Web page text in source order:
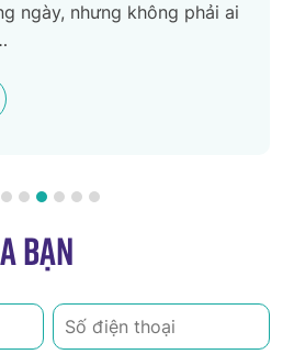
ngày, nhưng không phải ai
bạn